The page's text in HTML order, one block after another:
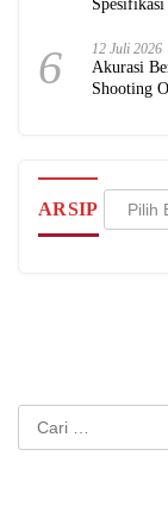
6 12 Juli 2026
Akurasi
Shooting
ARSIP
Arsip